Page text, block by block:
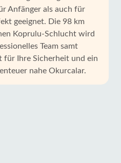
Anfänger als auch für
geeignet. Die 98 km
Koprulu-Schlucht wird
Team samt
für Ihre Sicherheit und ein
nahe Okurcalar.